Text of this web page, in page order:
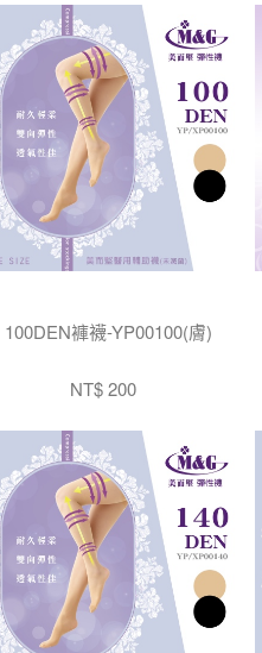
100DEN褲襪-YP00100(膚)
NT$ 200